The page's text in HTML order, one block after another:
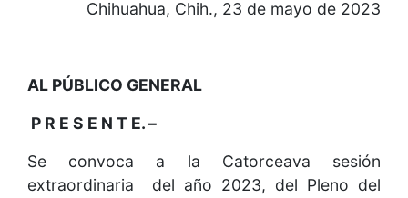
Chihuahua, Chih., 23 de mayo de 2023
AL PÚBLICO GENERAL
P R E S E N T E. –
Se convoca a la Catorceava sesión
extraordinaria del año 2023, del Pleno del